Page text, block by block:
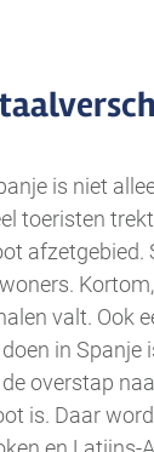
is niet
toeristen
afzetgebied.
valt. Ook
in Spanje
overstap
is. Daar